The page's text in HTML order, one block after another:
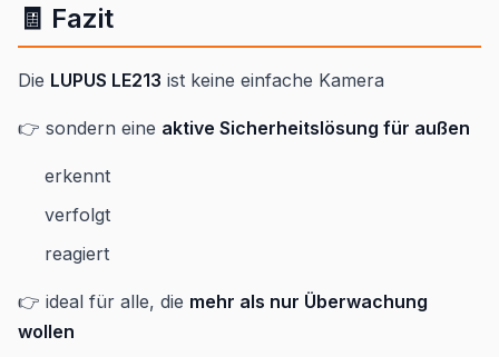
🧾 Fazit
Die LUPUS LE213 ist keine einfache Kamera
👉 sondern eine aktive Sicherheitslösung für außen
erkennt
verfolgt
reagiert
👉 ideal für alle, die mehr als nur Überwachung
wollen